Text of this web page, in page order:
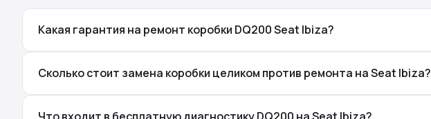
Какая гарантия на ремонт коробки DQ200 Seat Ibiza?
Сколько стоит замена коробки целиком против ремонта на Seat Ibiza?